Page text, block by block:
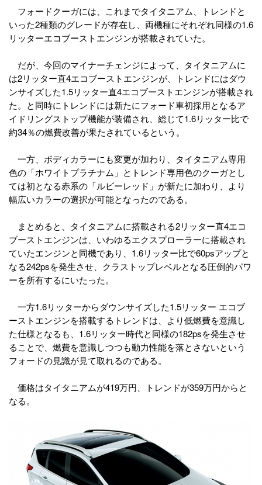
フォードクーガには、これまでタイタニアム、トレンドと
いった2種類のグレードが存在し、両機種にそれぞれ同様の1.6
リッターエコブーストエンジンが搭載されていた。
だが、今回のマイナーチェンジによって、タイタニアムに
は2リッター直4エコブーストエンジンが、トレンドにはダウ
ンサイズした1.5リッター直4エコブーストエンジンが搭載され
た。と同時にトレンドには新たにフォード車初採用となるア
イドリングストップ機能が装備され、総じて1.6リッター比で
約34％の燃費改善が果たされているという。
一方、ボディカラーにも変更が加わり、タイタニアム専用
色の「ホワイトプラチナム」とトレンド専用色のクーガとし
ては初となる赤系の「ルビーレッド」が新たに加わり、より
幅広いカラーの選択が可能となったのである。
まとめると、タイタニアムに搭載される2リッター直4エコ
ブーストエンジンは、いわゆるエクスプローラーに搭載され
ていたエンジンと同機であり、1.6リッター比で60psアップと
なる242psを発生させ、クラストップレベルとなる圧倒的パワ
ーを所有するにいたった。
一方1.6リッターからダウンサイズした1.5リッター エコブ
ーストエンジンを搭載するトレンドは、より低燃費を意識し
た仕様となるも、1.6リッター時代と同様の182psを発生させ
ることで、燃費を意識しつつも動力性能を落とさないという
フォードの見識が見て取れるのである。
価格はタイタニアムが419万円、トレンドが359万円からと
なる。